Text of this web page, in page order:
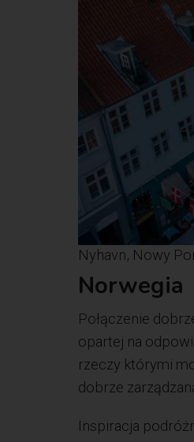
Nyhavn, Nowy
Norwegia
Połączenie
opartej na
rzeczy którymi
dobrze
Inspiracja